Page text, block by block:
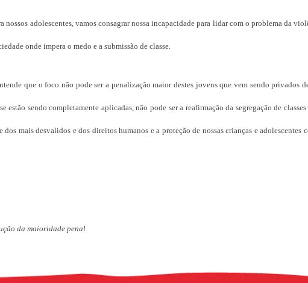
nossos adolescentes, vamos consagrar nossa incapacidade para lidar com o problema da
onde impera o medo e a submissão de classe.
que o foco não pode ser a penalização maior destes jovens que vem sendo privados
estão sendo completamente aplicadas, não pode ser a reafirmação da segregação de
dos mais desvalidos e dos direitos humanos e a proteção de nossas crianças e
da maioridade penal